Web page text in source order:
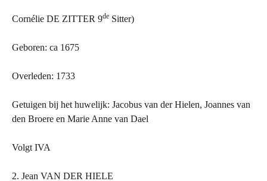
Cornélie DE ZITTER 9de Sitter)
Geboren: ca 1675
Overleden: 1733
Getuigen bij het huwelijk: Jacobus van der Hielen, Joannes van
den Broere en Marie Anne van Dael
Volgt IVA
2. Jean VAN DER HIELE